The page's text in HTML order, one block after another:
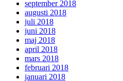
september 2018
augusti 2018
juli 2018
juni 2018
maj 2018
april 2018
mars 2018
februari 2018
januari 2018